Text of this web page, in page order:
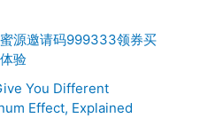
源邀请码999333领券买
验
You Different
Effect, Explained